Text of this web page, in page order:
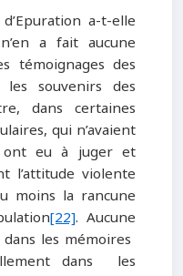
a-t-elle
a fait aucune
témoignages des
les souvenirs des
dans certaines
qui n’avaient
ont eu à juger et
l’attitude violente
moins la rancune
[22]. Aucune
les mémoires
dans les